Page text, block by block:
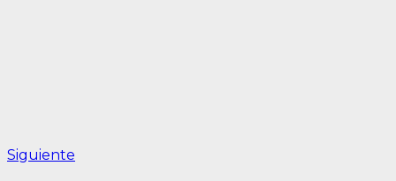
Siguiente